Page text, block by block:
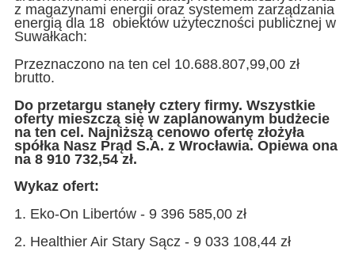
z magazynami energii oraz systemem zarządzania
energią dla 18 obiektów użyteczności publicznej w
Suwałkach:
Przeznaczono na ten cel 10.688.807,99,00 zł
brutto.
Do przetargu stanęły cztery firmy. Wszystkie
oferty mieszczą się w zaplanowanym budżecie
na ten cel. Najniższą cenowo ofertę złożyła
spółka Nasz Prąd S.A. z Wrocławia. Opiewa ona
na 8 910 732,54 zł.
Wykaz ofert:
1. Eko-On Libertów - 9 396 585,00 zł
2. Healthier Air Stary Sącz - 9 033 108,44 zł